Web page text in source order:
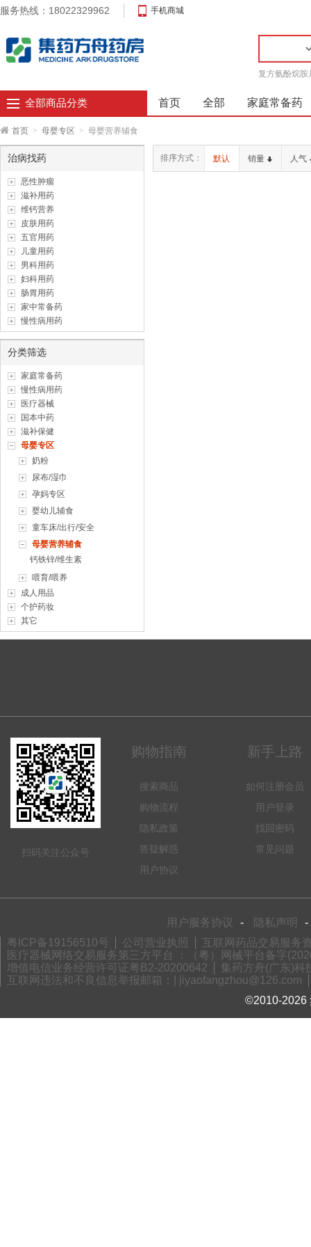
服务热线：18022329962 手机商城
复方氨酚烷胺
全部商品分类 首页 全部 家庭常备药
首页 > 母婴专区 > 母婴营养辅食
治病找药
恶性肿瘤
滋补用药
维钙营养
皮肤用药
五官用药
儿童用药
男科用药
妇科用药
肠胃用药
家中常备药
慢性病用药
分类筛选
家庭常备药
慢性病用药
医疗器械
国本中药
滋补保健
母婴专区
奶粉
尿布/湿巾
孕妈专区
婴幼儿辅食
童车床/出行/安全
母婴营养辅食
钙铁锌/维生素
喂育/喂养
成人用品
个护药妆
其它
排序方式： 默认 销量 人气
扫码关注公众号
购物指南
搜索商品
购物流程
隐私政策
答疑解惑
用户协议
新手上路
如何注册会员
用户登录
找回密码
常见问题
用户服务协议 - 隐私声明
-
粤ICP备19156510号
公司营业执照
互联网药品交易服务
医疗器械网络交易服务第三方平台 ：（粤）网械平台备字
增值电信业务经营许可证粤B2-20200642
集药方舟(广东)科
互联网违法和不良信息举报邮箱：| jiyaofangzhou@126.com
©2010-2026